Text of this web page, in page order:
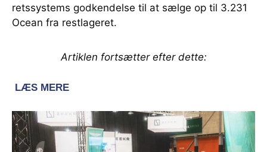
retssystems godkendelse til at sælge op til 3.231
Ocean fra restlageret.
Artiklen fortsætter efter dette: